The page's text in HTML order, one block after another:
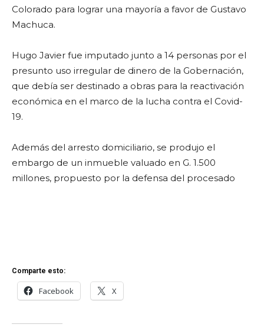
Colorado para lograr una mayoría a favor de Gustavo
Machuca.
Hugo Javier fue imputado junto a 14 personas por el
presunto uso irregular de dinero de la Gobernación,
que debía ser destinado a obras para la reactivación
económica en el marco de la lucha contra el Covid-
19.
Además del arresto domiciliario, se produjo el
embargo de un inmueble valuado en G. 1.500
millones, propuesto por la defensa del procesado
Comparte esto:
Facebook X